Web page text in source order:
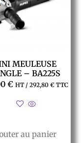
MEULEUSE
– BA225S
€ HT / 292,80 €TTC
au panier